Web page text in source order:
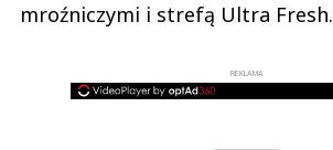
mroźniczymi i strefą Ultra Fresh.
REKLAMA